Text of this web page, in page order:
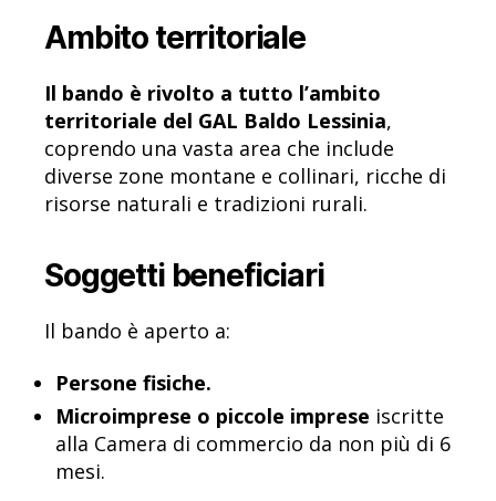
Ambito territoriale
Il bando è rivolto a tutto l’ambito
territoriale del GAL Baldo Lessinia,
coprendo una vasta area che include
diverse zone montane e collinari, ricche di
risorse naturali e tradizioni rurali.
Soggetti beneficiari
Il bando è aperto a:
Persone fisiche.
Microimprese o piccole imprese iscritte
alla Camera di commercio da non più di 6
mesi.